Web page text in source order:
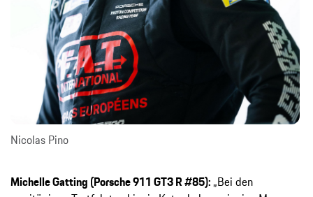
Nicolas Pino
Michelle Gatting (Porsche 911 GT3 R #85): „Bei den